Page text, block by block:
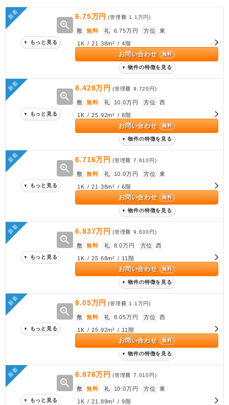
新着
zoom_in
▼ もっと見る
6.75万円 (管理費 1.1万円)
敷 無料 礼 6.75万円 方位 東
1K / 21.38m² / 4階
お問い合わせ 無料
▼ 物件の特徴を見る
新着
zoom_in
▼ もっと見る
8.428万円 (管理費 9,720円)
敷 無料 礼 10.0万円 方位 西
1K / 25.92m² / 8階
お問い合わせ 無料
▼ 物件の特徴を見る
新着
zoom_in
▼ もっと見る
6.716万円 (管理費 7,610円)
敷 無料 礼 10.0万円 方位 東
1K / 21.38m² / 6階
お問い合わせ 無料
▼ 物件の特徴を見る
新着
zoom_in
▼ もっと見る
6.837万円 (管理費 9,630円)
敷 無料 礼 8.0万円 方位 西
1K / 25.68m² / 11階
お問い合わせ 無料
▼ 物件の特徴を見る
新着
zoom_in
▼ もっと見る
8.05万円 (管理費 1.1万円)
敷 無料 礼 8.05万円 方位 西
1K / 25.92m² / 11階
お問い合わせ 無料
▼ 物件の特徴を見る
新着
zoom_in
▼ もっと見る
6.876万円 (管理費 7,010円)
敷 無料 礼 10.0万円 方位 東
1K / 21.89m² / 9階